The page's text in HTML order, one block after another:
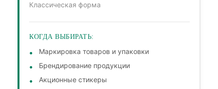
Классическая форма
КОГДА ВЫБИРАТЬ:
Маркировка товаров и упаковки
Брендирование продукции
Акционные стикеры